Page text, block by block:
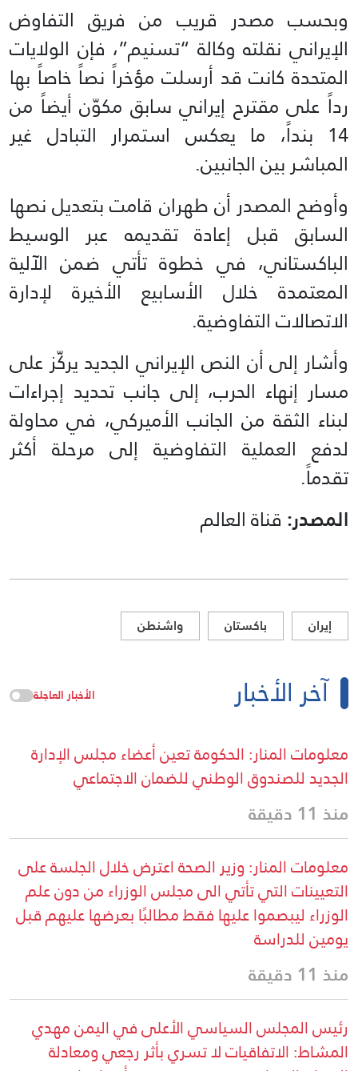
وبحسب مصدر قريب من فريق التفاوض
الإيراني نقلته وكالة “تسنيم”، فإن الولايات
المتحدة كانت قد أرسلت مؤخراً نصاً خاصاً بها
رداً على مقترح إيراني سابق مكوّن أيضاً من
14 بنداً، ما يعكس استمرار التبادل غير
المباشر بين الجانبين.
وأوضح المصدر أن طهران قامت بتعديل نصها
السابق قبل إعادة تقديمه عبر الوسيط
الباكستاني، في خطوة تأتي ضمن الآلية
المعتمدة خلال الأسابيع الأخيرة لإدارة
الاتصالات التفاوضية.
وأشار إلى أن النص الإيراني الجديد يركّز على
مسار إنهاء الحرب، إلى جانب تحديد إجراءات
لبناء الثقة من الجانب الأميركي، في محاولة
لدفع العملية التفاوضية إلى مرحلة أكثر
تقدماً.
المصدر: قناة العالم
إيران باكستان واشنطن
آخر الأخبار الأخبار العاجلة
معلومات المنار: الحكومة تعين أعضاء مجلس الإدارة
الجديد للصندوق الوطني للضمان الاجتماعي
منذ 11 دقيقة
معلومات المنار: وزير الصحة اعترض خلال الجلسة على
التعيينات التي تأتي الى مجلس الوزراء من دون علم
الوزراء ليبصموا عليها فقط مطالبًا بعرضها عليهم قبل
يومين للدراسة
منذ 11 دقيقة
رئيس المجلس السياسي الأعلى في اليمن مهدي
المشاط: الاتفاقيات لا تسري بأثر رجعي ومعادلة